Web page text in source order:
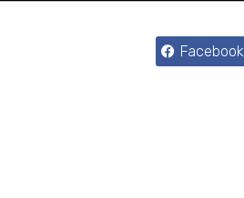
Facebook